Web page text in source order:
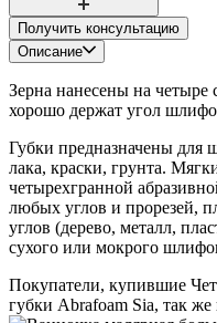
Получить консультацию
Описание
Зерна нанесены на
хорошо держат угол
Губки предназначены для
лака, краски, грунта.
четырехгранной
любых углов и прорезей,
углов (дерево, металл,
сухого или мокрого
Покупатели, купившие
губки Abrafoam Sia​, так